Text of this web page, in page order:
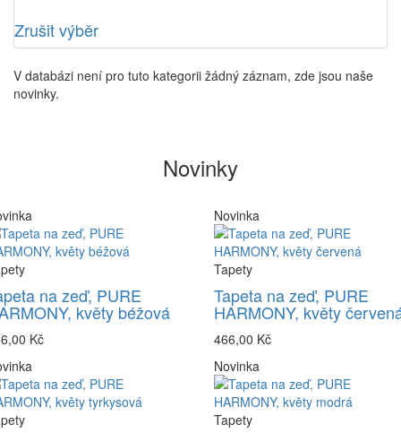
Zrušit výběr
V databázi není pro tuto kategorii žádný záznam, zde jsou naše
novinky.
Novinky
na zeď, PURE
květy béžová
Kč
Novinka
Tapety
Tapeta na zeď, PURE
HARMONY, květy
466,00 Kč
Novinka
Tapety